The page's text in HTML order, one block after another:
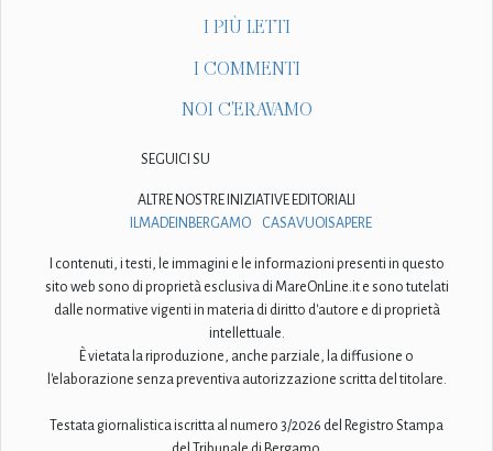
I PIÙ LETTI
I COMMENTI
NOI C'ERAVAMO
SEGUICI SU
ALTRE NOSTRE INIZIATIVE EDITORIALI
ILMADEINBERGAMO
CASAVUOISAPERE
I contenuti, i testi, le immagini e le informazioni presenti in questo
sito web sono di proprietà esclusiva di MareOnLine.it e sono tutelati
dalle normative vigenti in materia di diritto d'autore e di proprietà
intellettuale.
È vietata la riproduzione, anche parziale, la diffusione o
l'elaborazione senza preventiva autorizzazione scritta del titolare.
Testata giornalistica iscritta al numero 3/2026 del Registro Stampa